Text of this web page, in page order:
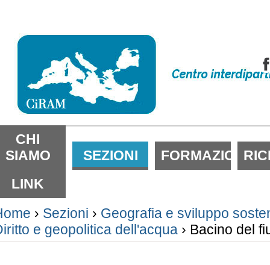
CHI
SIAMO
SEZIONI FORMAZIONE
LINK
› Sezioni › Geografia e sviluppo
e geopolitica dell'acqua › Bacino del